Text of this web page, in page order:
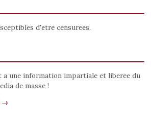
d'etre censurees.
a une information impartiale et liberee du
de masse !
→